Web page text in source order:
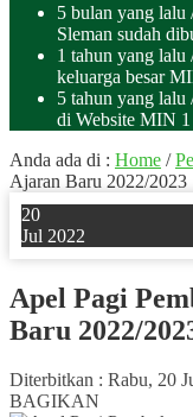
5 bulan yang lalu
Sleman sudah
1 tahun yang lalu
keluarga besar
5 tahun yang lalu
di Website MIN
Anda ada di : Home /
Ajaran Baru 2022/2023
20
Jul 2022
Apel Pagi
Baru 2022/
Diterbitkan : Rabu, 20
BAGIKAN